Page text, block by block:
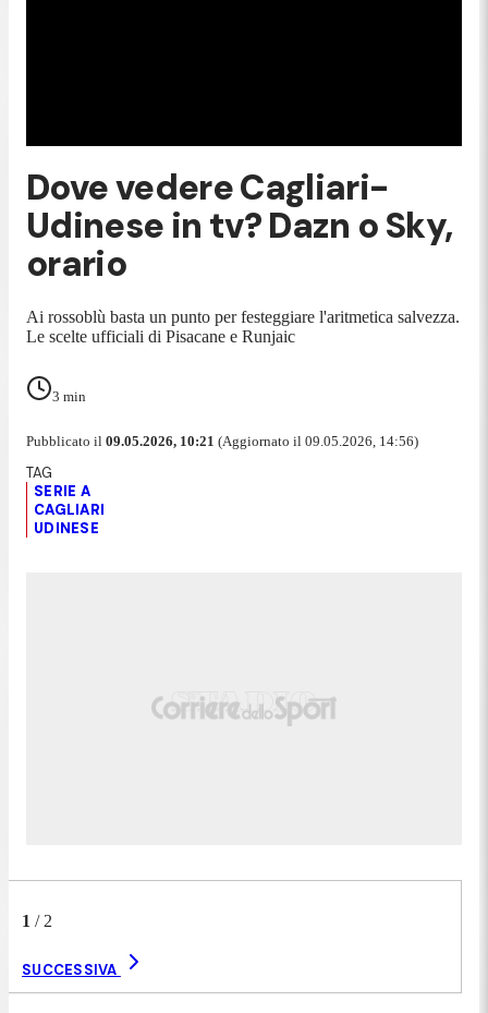
Dove vedere Cagliari-
Udinese in tv? Dazn o Sky,
orario
Ai rossoblù basta un punto per festeggiare l'aritmetica salvezza.
Le scelte ufficiali di Pisacane e Runjaic
3 min
Pubblicato il 09.05.2026, 10:21 (Aggiornato il 09.05.2026, 14:56)
SERIE A
CAGLIARI
UDINESE
1 / 2
SUCCESSIVA